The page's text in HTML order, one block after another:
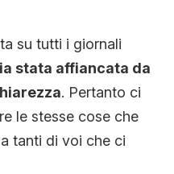
su tutti i giornali
stata affiancata da
. Pertanto ci
le stesse cose che
tanti di voi che ci